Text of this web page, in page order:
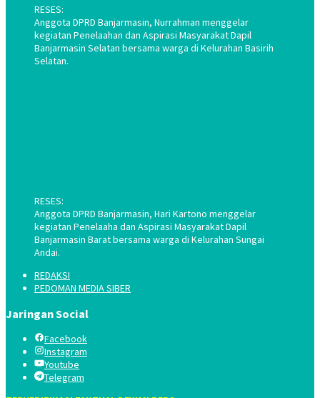
RESES:
Anggota DPRD Banjarmasin, Nurrahman menggelar
kegiatan Penelaahan dan Aspirasi Masyarakat Dapil
Banjarmasin Selatan bersama warga di Kelurahan Basirih
Selatan.
RESES:
Anggota DPRD Banjarmasin, Hari Kartono menggelar
kegiatan Penelaaha dan Aspirasi Masyarakat Dapil
Banjarmasin Barat bersama warga di Kelurahan Sungai
Andai.
REDAKSI
PEDOMAN MEDIA SIBER
Jaringan Social
Facebook
Instagram
Youtube
Telegram